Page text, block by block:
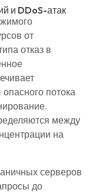
и DDoS-атак
от
отказ в
потока
между
на
серверов
до